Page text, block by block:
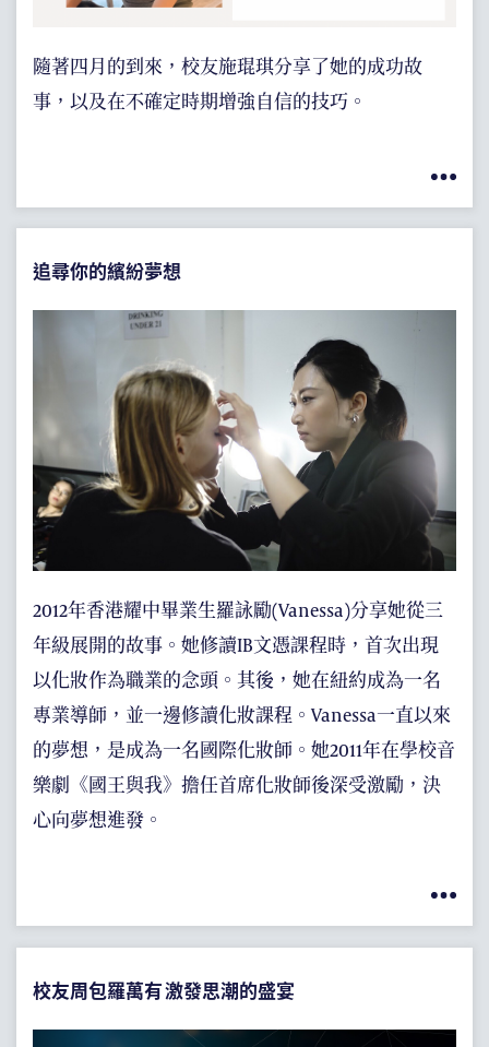
隨著四月的到來，校友施琨琪分享了她的成功故
事，以及在不確定時期增強自信的技巧。
追尋你的繽紛夢想
2012年香港耀中畢業生羅詠勵(Vanessa)分享她從三
年級展開的故事。她修讀IB文憑課程時，首次出現
以化妝作為職業的念頭。其後，她在紐約成為一名
專業導師，並一邊修讀化妝課程。Vanessa一直以來
的夢想，是成為一名國際化妝師。她2011年在學校音
樂劇《國王與我》擔任首席化妝師後深受激勵，決
心向夢想進發。
校友周包羅萬有 激發思潮的盛宴